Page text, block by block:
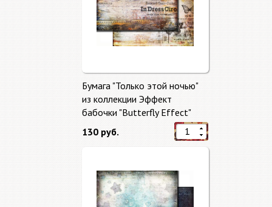
Бумага "Только этой ночью"
из коллекции Эффект
бабочки "Butterfly Effect"
130 руб.